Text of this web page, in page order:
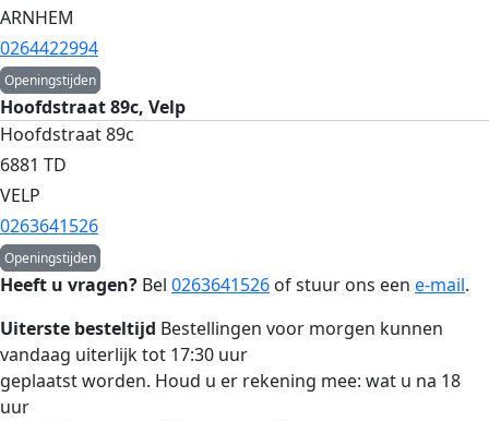
ARNHEM
0264422994
Openingstijden
Hoofdstraat 89c, Velp
Hoofdstraat 89c
6881 TD
VELP
0263641526
Openingstijden
Heeft u vragen? Bel 0263641526 of stuur ons een e-mail.
Uiterste besteltijd Bestellingen voor morgen kunnen
vandaag uiterlijk tot 17:30 uur
geplaatst worden. Houd u er rekening mee: wat u na 18
uur